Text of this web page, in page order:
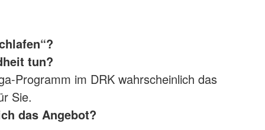
tun?
Programm im DRK wahrscheinlich das
Sie.
das Angebot?